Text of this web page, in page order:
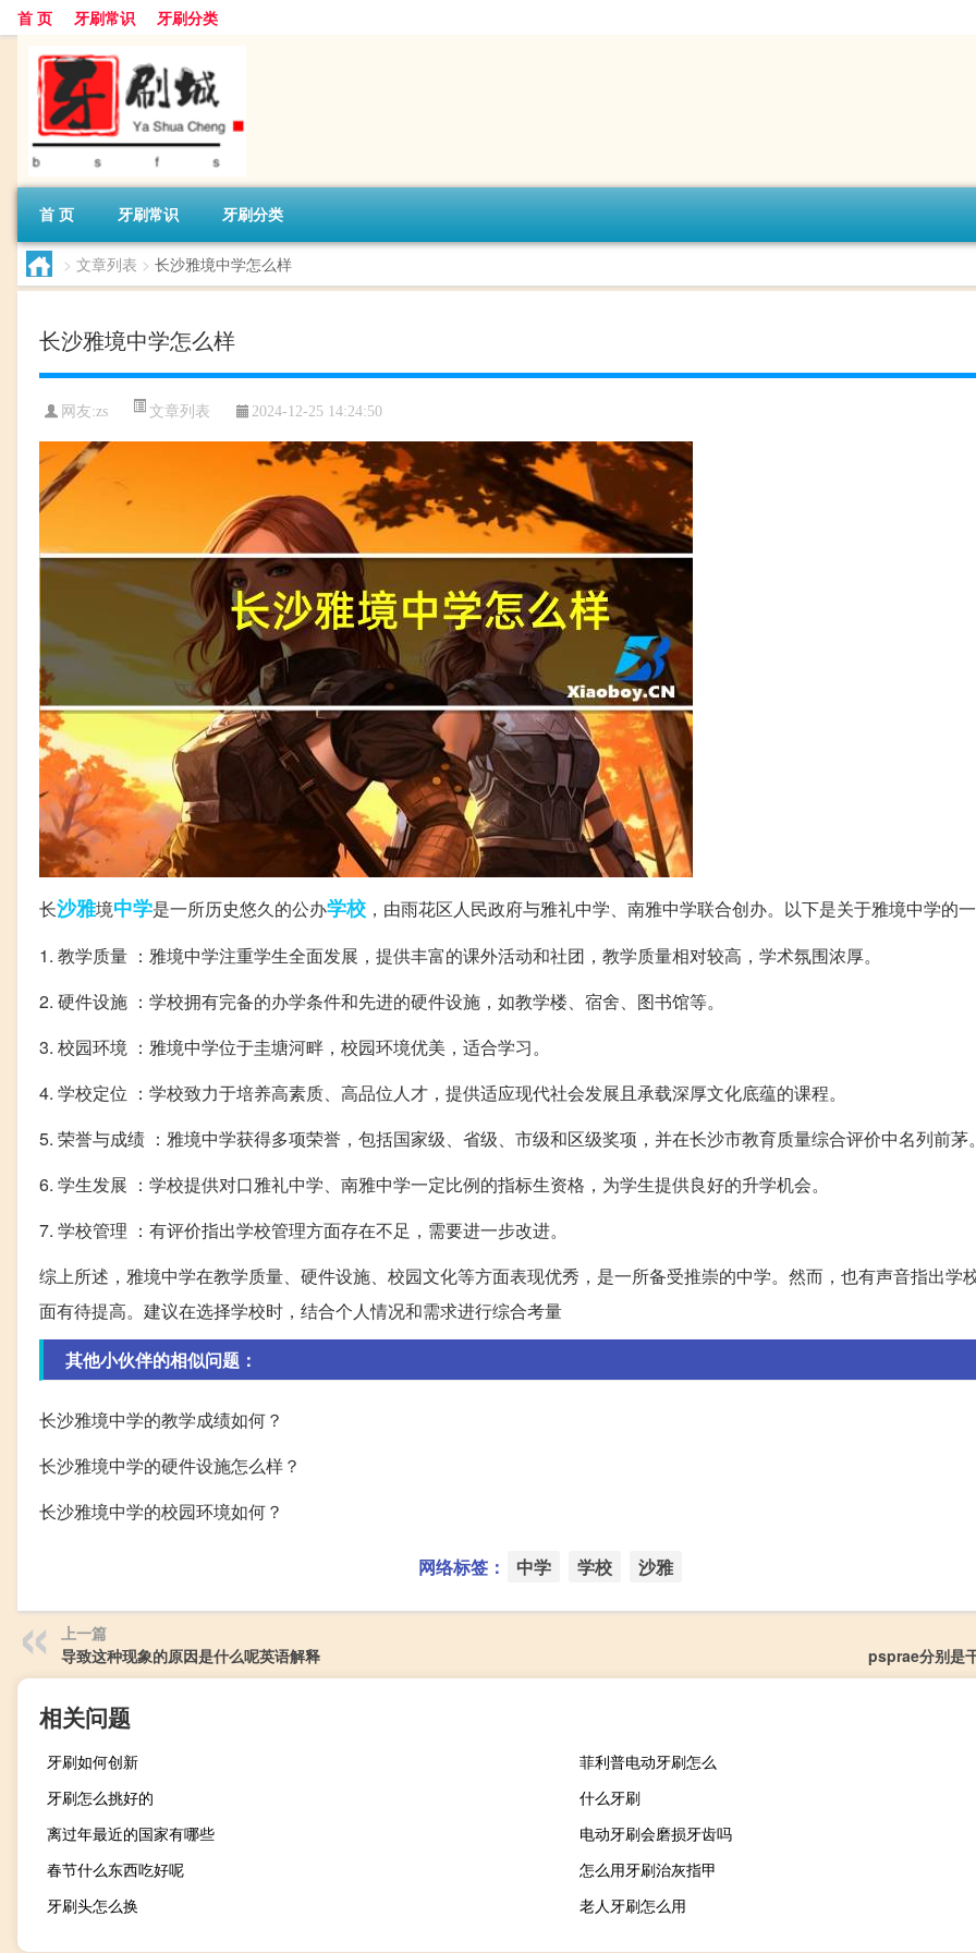
首 页 牙刷常识 牙刷分类
首 页 牙刷常识 牙刷分类
> 文章列表 > 长沙雅境中学怎么样
长沙雅境中学怎么样
网友:zs 文章列表 2024-12-25 14:24:50
长沙雅境中学是一所历史悠久的公办学校 ，由雨花区人民政府与雅礼中学、南雅中学联合创办。以下是关于雅境中学的
1. 教学质量 ：雅境中学注重学生全面发展，提供丰富的课外活动和社团，教学质量相对较高，学术氛围浓厚。
2. 硬件设施 ：学校拥有完备的办学条件和先进的硬件设施，如教学楼、宿舍、图书馆等。
3. 校园环境 ：雅境中学位于圭塘河畔，校园环境优美，适合学习。
4. 学校定位 ：学校致力于培养高素质、高品位人才，提供适应现代社会发展且承载深厚文化底蕴的课程。
5. 荣誉与成绩 ：雅境中学获得多项荣誉，包括国家级、省级、市级和区级奖项，并在长沙市教育质量综合评价中名列前茅
6. 学生发展 ：学校提供对口雅礼中学、南雅中学一定比例的指标生资格，为学生提供良好的升学机会。
7. 学校管理 ：有评价指出学校管理方面存在不足，需要进一步改进。
综上所述，雅境中学在教学质量、硬件设施、校园文化等方面表现优秀，是一所备受推崇的中学。然而，也有声音指出学
面有待提高。建议在选择学校时，结合个人情况和需求进行综合考量
其他小伙伴的相似问题：
长沙雅境中学的教学成绩如何？
长沙雅境中学的硬件设施怎么样？
长沙雅境中学的校园环境如何？
网络标签： 中学 学校 沙雅
上一篇
导致这种现象的原因是什么呢英语解释
psprae分别是
相关问题
牙刷如何创新
菲利普电动牙刷怎么
牙刷怎么挑好的
什么牙刷
离过年最近的国家有哪些
电动牙刷会磨损牙齿吗
春节什么东西吃好呢
怎么用牙刷治灰指甲
牙刷头怎么换
老人牙刷怎么用